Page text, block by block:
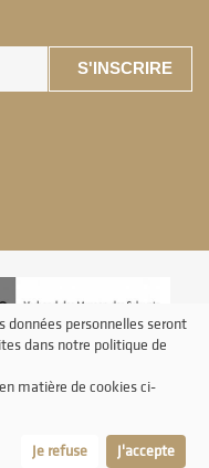
S'INSCRIRE
ProLitteris, la reproduction
la consultation individuelle et
privée sont interdites.
personnelles seront
dans notre politique de
matière de cookies ci-
Je refuse J'accepte